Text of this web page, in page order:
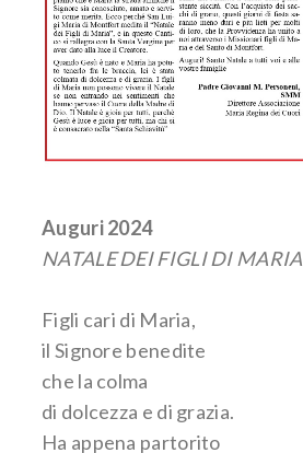
Auguri 2024
NATALE DEI FIGLI DI MARIA
Figli cari di Maria,
il Signore benedite
che la colma
di dolcezza e di grazia.
Ha appena partorito